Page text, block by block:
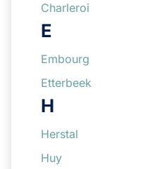
Charleroi
E
Embourg
Etterbeek
H
Herstal
Huy